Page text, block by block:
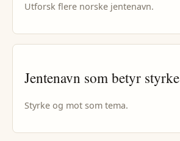
Utforsk flere norske jentenavn.
Jentenavn som betyr styrke
Styrke og mot som tema.